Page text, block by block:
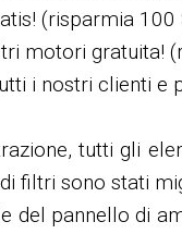
(risparmia 100
motori gratuita!
i nostri clienti e
tutti gli
filtri sono stati
del pannello di